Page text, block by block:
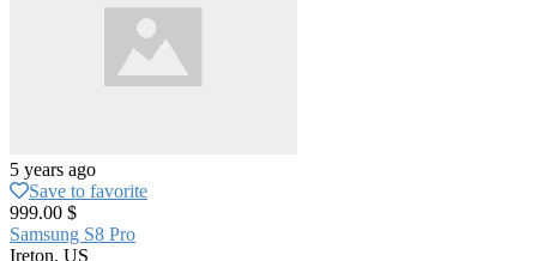
5 years ago
Save to favorite
999.00 $
Samsung S8 Pro
Ireton, US